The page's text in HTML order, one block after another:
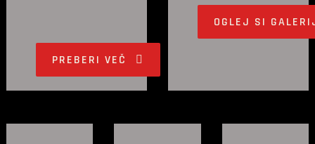
PREBERI VEČ
OGLEJ SI